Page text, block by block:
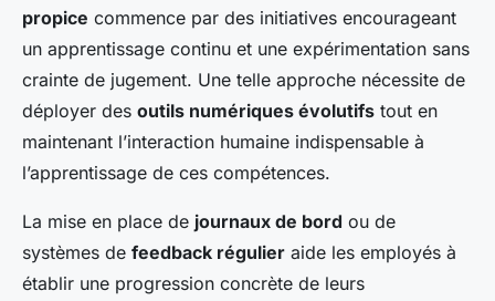
propice commence par des initiatives encourageant
un apprentissage continu et une expérimentation sans
crainte de jugement. Une telle approche nécessite de
déployer des outils numériques évolutifs tout en
maintenant l’interaction humaine indispensable à
l’apprentissage de ces compétences.
La mise en place de journaux de bord ou de
systèmes de feedback régulier aide les employés à
établir une progression concrète de leurs